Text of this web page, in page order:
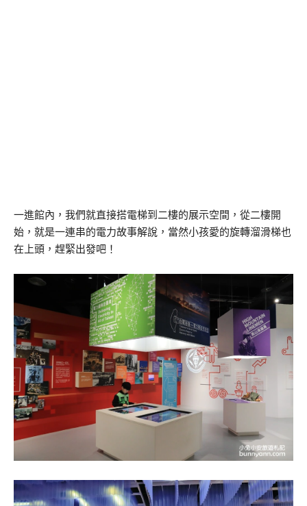
一進館內，我們就直接搭電梯到二樓的展示空間，從二樓開
始，就是一連串的電力故事解說，當然小孩愛的旋轉溜滑梯也
在上頭，趕緊出發吧！